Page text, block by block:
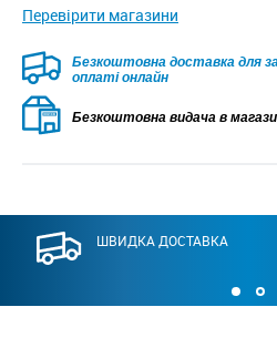
Перевірити магазини
Безкоштовна доставка для
оплаті онлайн
Безкоштовна видача в
ШВИДКА ДОСТАВКА